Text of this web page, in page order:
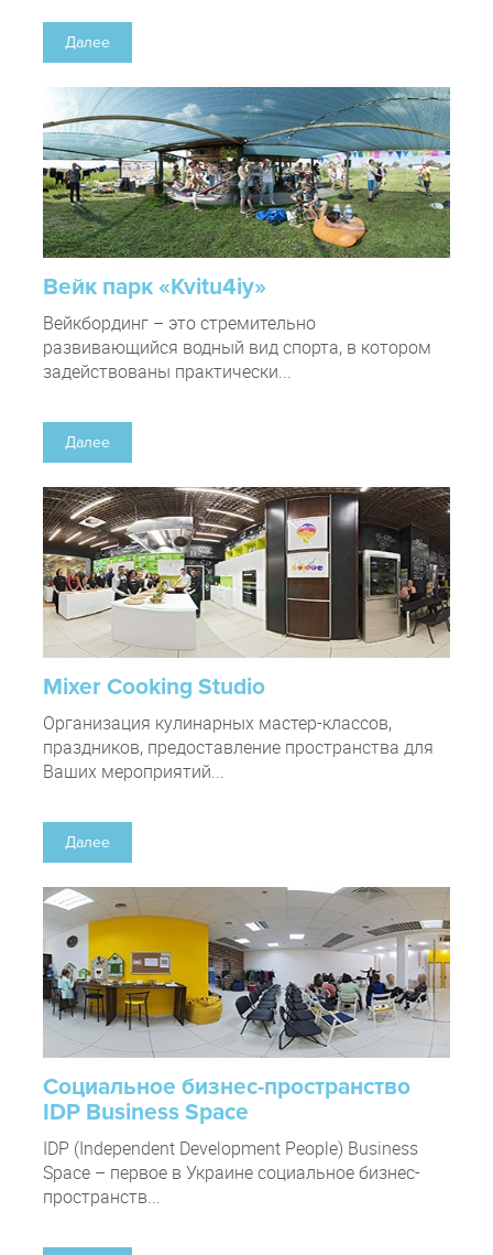
Далее
Вейк парк «Kvitu4iy»
Вейкбординг – это стремительно
развивающийся водный вид спорта, в котором
задействованы практически...
Далее
Mixer Cooking Studio
Организация кулинарных мастер-классов,
праздников, предоставление пространства для
Ваших мероприятий...
Далее
Социальное бизнес-пространство
IDP Business Space
IDP (Independent Development People) Business
Space – первое в Украине социальное бизнес-
пространств...